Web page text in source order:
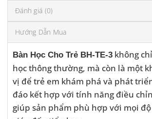
Đánh giá (0)
Hướng Dẫn Mua
Bàn Học Cho Trẻ BH-TE-3 không
học thông thường, mà còn là một
vị để trẻ em khám phá và phát
đáo kết hợp với tính năng điều
giúp sản phẩm phù hợp với mọi